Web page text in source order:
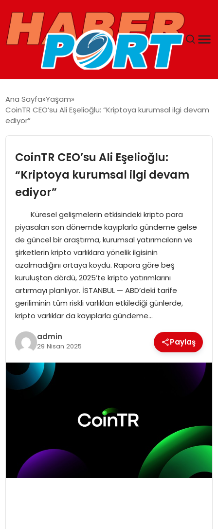
GUNCEL
SPOR
MAGAZIN
SPOR
EĞITIM
OTOMOBIL
TEKNOLOJI
EKONOMI
Ana Sayfa Yaşam
CoinTR CEO’su Ali Eşelioğlu: “Kriptoya kurumsal ilgi devam
ediyor”
CoinTR CEO’su Ali Eşelioğlu:
“Kriptoya kurumsal ilgi devam
ediyor”
Küresel gelişmelerin etkisindeki kripto para
piyasaları son dönemde kayıplarla gündeme gelse
de güncel bir araştırma, kurumsal yatırımcıların ve
şirketlerin kripto varlıklara yönelik ilgisinin
azalmadığını ortaya koydu. Rapora göre beş
kuruluştan dördü, 2025’te kripto yatırımlarını
artırmayı planlıyor. İSTANBUL — ABD’deki tarife
geriliminin tüm riskli varlıkları etkilediği günlerde,
kripto varlıklar da kayıplarla gündeme…
admin
29 Nisan 2025 Paylaş